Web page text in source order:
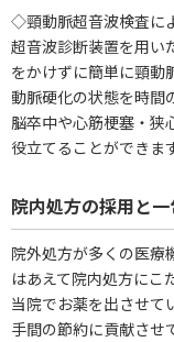
◇頸動脈超音波検査に
超音波診断装置を用い
をかけずに簡単に頸動
動脈硬化の状態を時間
脳卒中や心筋梗塞・狭
役立てることができま
院内処方の採用と
院外処方が多くの医療
はあえて院内処方にこ
当院でお薬を出させて
手間の節約に貢献させ